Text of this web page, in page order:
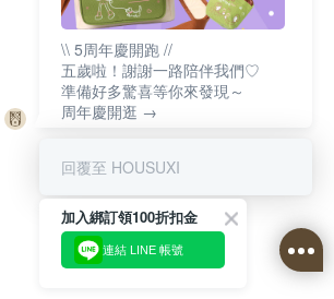
\\ 5周年慶開跑 //
五歲啦！謝謝一路陪伴我們♡
準備好多驚喜等你來發現～
周年慶開逛 →
回覆至 HOUSUXI
加入綁訂領100折扣金
連結 LINE 帳號